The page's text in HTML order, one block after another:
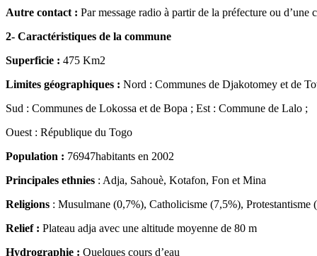
Autre contact : Par message radio à partir de la préfecture ou
2- Caractéristiques de la commune
Superficie : 475 Km2
Limites géographiques : Nord : Communes de Djakotomey et de
Sud : Communes de Lokossa et de Bopa ; Est : Commune de Lalo ;
Ouest : République du Togo
Population : 76947habitants en 2002
Principales ethnies : Adja, Sahouè, Kotafon, Fon et Mina
Religions : Musulmane (0,7%), Catholicisme (7,5%),
Relief : Plateau adja avec une altitude moyenne de 80 m
Hydrographie : Quelques cours d’eau